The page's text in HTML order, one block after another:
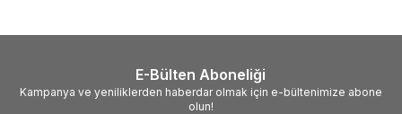
E-Bülten Aboneliği
Kampanya ve yeniliklerden haberdar olmak için e-bültenimize abone
olun!